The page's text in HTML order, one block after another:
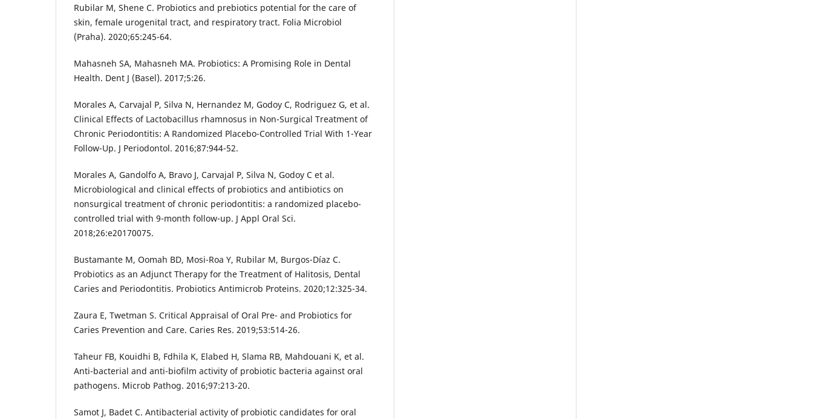
Rubilar M, Shene C. Probiotics and prebiotics potential for the care of
skin, female urogenital tract, and respiratory tract. Folia Microbiol
(Praha). 2020;65:245-64.
Mahasneh SA, Mahasneh MA. Probiotics: A Promising Role in Dental
Health. Dent J (Basel). 2017;5:26.
Morales A, Carvajal P, Silva N, Hernandez M, Godoy C, Rodriguez G, et al.
Clinical Effects of Lactobacillus rhamnosus in Non-Surgical Treatment of
Chronic Periodontitis: A Randomized Placebo-Controlled Trial With 1-Year
Follow-Up. J Periodontol. 2016;87:944-52.
Morales A, Gandolfo A, Bravo J, Carvajal P, Silva N, Godoy C et al.
Microbiological and clinical effects of probiotics and antibiotics on
nonsurgical treatment of chronic periodontitis: a randomized placebo-
controlled trial with 9-month follow-up. J Appl Oral Sci.
2018;26:e20170075.
Bustamante M, Oomah BD, Mosi-Roa Y, Rubilar M, Burgos-Díaz C.
Probiotics as an Adjunct Therapy for the Treatment of Halitosis, Dental
Caries and Periodontitis. Probiotics Antimicrob Proteins. 2020;12:325-34.
Zaura E, Twetman S. Critical Appraisal of Oral Pre- and Probiotics for
Caries Prevention and Care. Caries Res. 2019;53:514-26.
Taheur FB, Kouidhi B, Fdhila K, Elabed H, Slama RB, Mahdouani K, et al.
Anti-bacterial and anti-biofilm activity of probiotic bacteria against oral
pathogens. Microb Pathog. 2016;97:213-20.
Samot J, Badet C. Antibacterial activity of probiotic candidates for oral